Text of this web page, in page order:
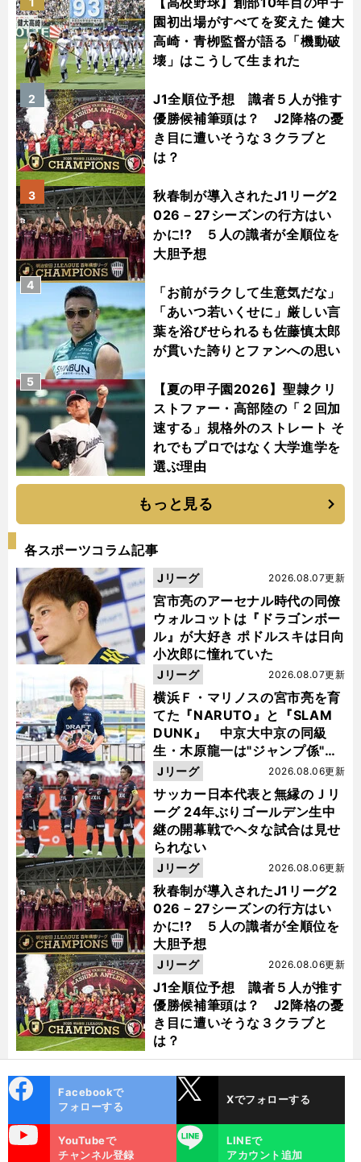
園初出場がすべてを変えた 健大
高崎・青栁監督が語る「機動破
壊」はこうして生まれた
J1全順位予想 識者５人が推す
優勝候補筆頭は？ J2降格の憂
き目に遭いそうな３クラブと
は？
2
秋春制が導入されたJ1リーグ2
026－27シーズンの行方はい
かに!? ５人の識者が全順位を
大胆予想
3
「お前がラクして生意気だな」
「あいつ若いくせに」厳しい言
葉を浴びせられるも佐藤慎太郎
が貫いた誇りとファンへの思い
4
【夏の甲子園2026】聖隷クリ
ストファー・高部陸の「２回加
速する」規格外のストレート そ
れでもプロではなく大学進学を
選ぶ理由
5
もっと見る
各スポーツコラム記事
宮市亮のアーセナル時代の同僚
ウォルコットは『ドラゴンボー
ル』が大好き ポドルスキは日向
小次郎に憧れていた
2026.08.07更新
Jリーグ
横浜Ｆ・マリノスの宮市亮を育
てた『NARUTO』と『SLAM
DUNK』 中京大中京の同級
生・木原龍一は"ジャンプ係"だ
った
2026.08.07更新
Jリーグ
サッカー日本代表と無縁のＪリ
ーグ 24年ぶりゴールデン生中
継の開幕戦でヘタな試合は見せ
られない
2026.08.06更新
Jリーグ
秋春制が導入されたJ1リーグ2
026－27シーズンの行方はい
かに!? ５人の識者が全順位を
大胆予想
2026.08.06更新
Jリーグ
J1全順位予想 識者５人が推す
優勝候補筆頭は？ J2降格の憂
き目に遭いそうな３クラブと
は？
2026.08.06更新
Jリーグ
ok
Facebookで
フォローする
Xでフォローする
YouTubeで
チャンネル登録
LINE
LINEで
アカウント追加